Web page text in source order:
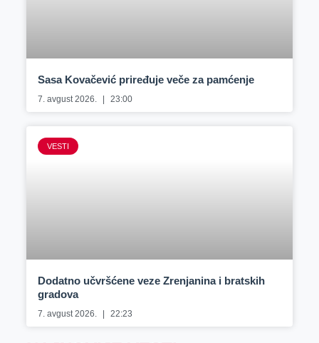
Sasa Kovačević priređuje veče za pamćenje
7. avgust 2026. 23:00
VESTI
Dodatno učvršćene veze Zrenjanina i bratskih
gradova
7. avgust 2026. 22:23